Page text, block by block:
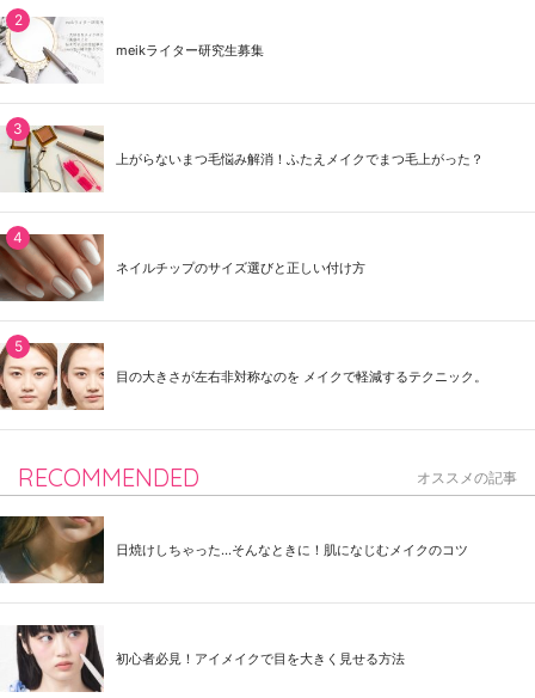
meikライター研究生募集
上がらないまつ毛悩み解消！ふたえメイクでまつ毛上がった？
ネイルチップのサイズ選びと正しい付け方
目の大きさが左右非対称なのを メイクで軽減するテクニック。
RECOMMENDED オススメの記事
日焼けしちゃった...そんなときに！肌になじむメイクのコツ
初心者必見！アイメイクで目を大きく見せる方法